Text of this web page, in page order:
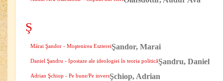
Ş
Şandor, Marai
Márai Şandor - Moştenirea Eszterei
Şandru, Daniel
Daniel Şandru - Ipostaze ale ideologiei în teoria politică
Şchiop, Adrian
Adrian Şchiop - Pe bune/Pe invers